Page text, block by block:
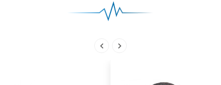
 